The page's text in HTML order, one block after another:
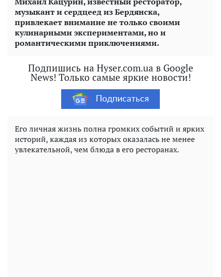
музыкант и сердцеед из Бердянска,
привлекает внимание не только своими
кулинарными экспериментами, но и
романтическими приключениями.
Подпишись на Hyser.com.ua в Google
News! Только самые яркие новости!
Подписаться
Его личная жизнь полна громких событий и ярких
историй, каждая из которых оказалась не менее
увлекательной, чем блюда в его ресторанах.